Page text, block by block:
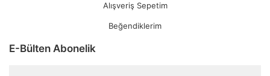
Alışveriş Sepetim
Beğendiklerim
E-Bülten Abonelik